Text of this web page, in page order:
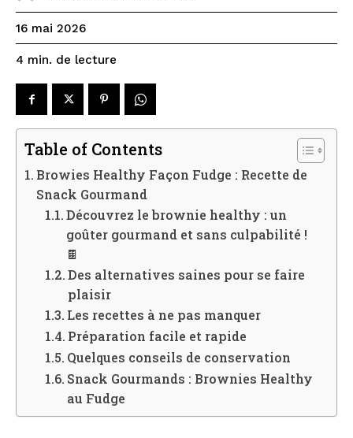
16 mai 2026
4 min. de lecture
Table of Contents
Browies Healthy Façon Fudge : Recette de
Snack Gourmand
Découvrez le brownie healthy : un
goûter gourmand et sans culpabilité !
🍫
Des alternatives saines pour se faire
plaisir
Les recettes à ne pas manquer
Préparation facile et rapide
Quelques conseils de conservation
Snack Gourmands : Brownies Healthy
au Fudge